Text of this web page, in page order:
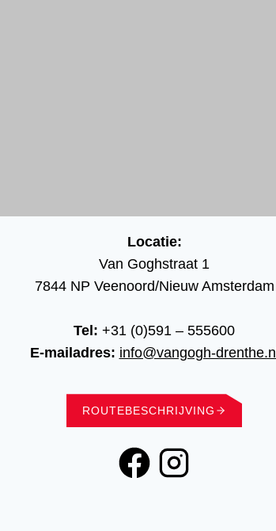
Locatie:
Van Goghstraat 1
7844 NP Veenoord/Nieuw Amsterdam
Tel: +31 (0)591 – 555600
E-mailadres: info@vangogh-drenthe.nl
ROUTEBESCHRIJVING